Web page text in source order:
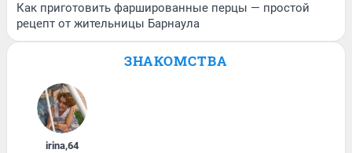
Как приготовить фаршированные перцы — простой
рецепт от жительницы Барнаула
ЗНАКОМСТВА
irina,64